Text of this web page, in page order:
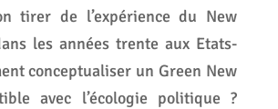
tirer de l’expérience du New
les années trente aux Etats-
conceptualiser un Green New
avec l’écologie politique ?